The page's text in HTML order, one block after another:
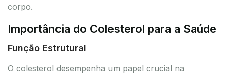
corpo.
Importância do Colesterol para a Saúde
Função Estrutural
O colesterol desempenha um papel crucial na